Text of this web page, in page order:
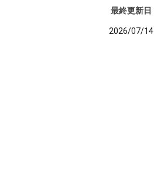
最終更新日
2026/07/14